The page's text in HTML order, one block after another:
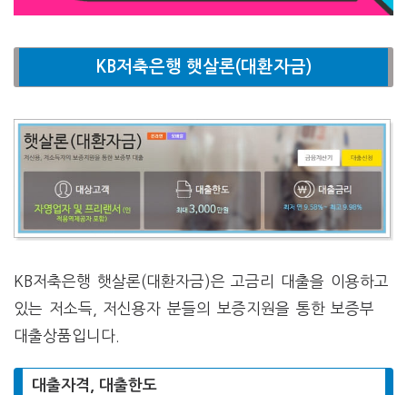
KB저축은행 햇살론(대환자금)
KB저축은행 햇살론(대환자금)은 고금리 대출을 이용하고
있는 저소득, 저신용자 분들의 보증지원을 통한 보증부
대출상품입니다.
대출자격, 대출한도